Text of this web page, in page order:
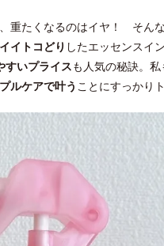
重たくなるのはイヤ！ そん
イトコどり したエッセンスイ
すいプライスも人気の秘訣。
ルケアで叶う ことにすっかり